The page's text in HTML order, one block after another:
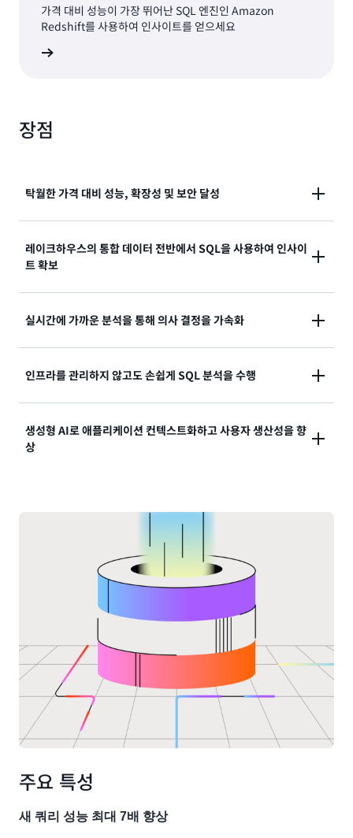
가격 대비 성능이 가장 뛰어난 SQL 엔진인 Amazon
Redshift를 사용하여 인사이트를 얻으세요
장점
탁월한 가격 대비 성능, 확장성 및 보안 달성
Redshift에서 데이터 분석 워크로드 규모를 조정할 때
다른 클라우드 데이터 웨어하우스보다 최대 2.2배 높은
텍처로 워크로드를 격리하여 비용을 절감하고 비즈니스
크리티컬 SLA를 충족합니다. 네트워크 격리와 같은 포
화된 액세스 제어를 통해 추가 비용 없이 데이터를 보호
할 수 있습니다.
레이크하우스의 통합 데이터 전반에서 SQL을 사용하여 인사이
트 확보
Amazon SageMaker와의 원활한 통합을 통해 모든 통
를 고성능으로 쿼리하므로 데이터 레이크와 데이터 웨어
손쉽게 통합하여, 다양한 AWS 및 Apache Iceberg 호
환 분석 엔진과 기계 학습 도구에서 데이터를 활용하고
실시간에 가까운 분석을 통해 의사 결정을 가속화
이트 규모의 데이터를 분석에 사용할 수 있어 분석 사용
사례에 거의 실시간으로 액세스할 수 있으므로 혁신이
Aurora, Amazon RDS 및 DynamoDB와 같은 데이터
베이스에서 성능에 영향을 주지 않고 트랜잭션 데이터를
Amazon Managed Streaming for Apache
Kafka(Amazon MSK)에서 대용량 실시간 데이터를 수
집할 수 있습니다. 모든 데이터를 한 곳에 모아 실시간에
가까운 분석을 지원하고 Redshift에서 직접 예측 기계
학습 모델을 구축하여 강력한 비즈니스 인사이트를 확보
인프라를 관리하지 않고도 손쉽게 SQL 분석을 수행
데이터 분석을 시작할 수 있습니다. Redshift
Serverless는 워크로드에서 학습하고 자동으로 컴퓨팅
중할 수 있습니다. 간단히 인프라 설정 또는 유지 관리 없
생성형 AI로 애플리케이션 컨텍스트화하고 사용자 생산성을 향
상
합을 통해 페타바이트 규모의 조직 데이터로 개인화된
애플리케이션을 구축할 수 있습니다. Redshift Query
Editor의 Amazon Q 생성형 SQL을 사용하여 데이터
사용자가 자연어로 SQL 쿼리를 더 빠르고 쉽게 작성할
수 있도록 하여 생산성을 높일 수 있습니다. Amazon
Bedrock 및 SageMaker에서 텍스트 요약, 엔터티 추
출, 감정 분석과 같은 고급 자연어 처리 태스크를 위한 대
규모 언어 모델을 간접적으로 호출하고 SQL을 사용하여
데이터로 보다 심층적인 인사이트를 얻을 수 있습니다.
주요 특성
새 쿼리 성능 최대 7배 향상